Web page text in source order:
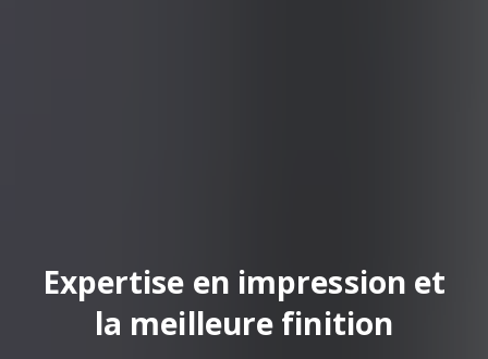
Expertise en impression et
la meilleure finition